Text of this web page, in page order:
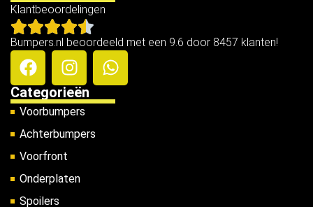
Klantbeoordelingen
Bumpers.nl beoordeeld met een 9.6 door 8457 klanten!
Categorieën
Voorbumpers
Achterbumpers
Voorfront
Onderplaten
Spoilers